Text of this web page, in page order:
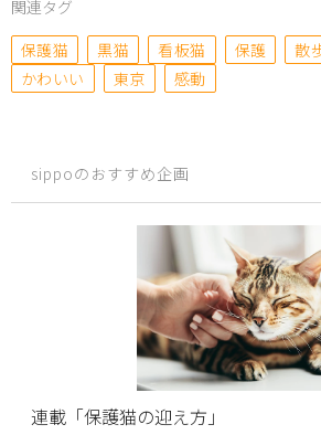
関連タグ
保護猫
黒猫 看板猫 保護 散
かわいい
東京 感動
sippoのおすすめ企画
連載「保護猫の迎え方」